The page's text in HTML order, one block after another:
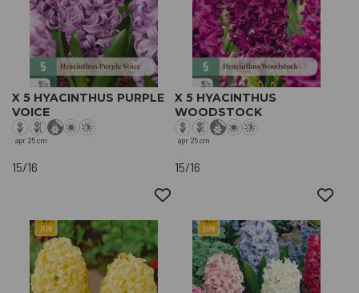
X 5 HYACINTHUS PURPLE
VOICE
apr 25 cm
15/16
X 5 HYACINTHUS
WOODSTOCK
apr 25 cm
15/16